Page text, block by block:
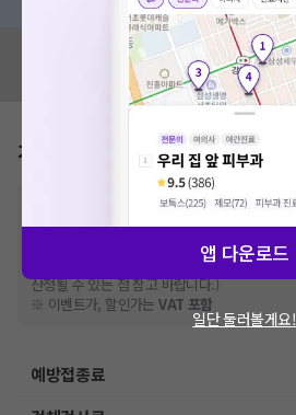
혹시 잘못된 병원정보가 있나요?
모두닥 팀에 알려주세요!
가격표
추가비용 등으로 실제
한 가격은 해당 의료기관에 직접 문의해주세요.
건강보험심사평가원에 고
격입니다. (진료와 연관된 복합적인 비용이 추
산정될 수 있는 점 참고 바랍니다.)
※ 이벤트가, 할인가는VAT 포함
예방접종료
앱 다운로드
일단 둘러볼게요!